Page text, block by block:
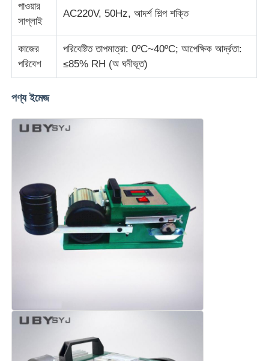
আঠালো পরীক্ষার সরঞ্জাম
ফ্যাব্রিক টেস্টিং মেশিন
তাপমাত্রা এবং আর্দ্রতা নিয়ন্ত্রক
পাওয়ার
সাপ্লাই
AC220V, 50Hz, আদর্শ শিল্প শক্তি
কাজের
পরিবেশ
পরিবেষ্টিত তাপমাত্রা: 0ºC~40ºC; আপেক্ষিক আর্দ্রতা:
≤85% RH (অ ঘনীভূত)
পণ্য ইমেজ